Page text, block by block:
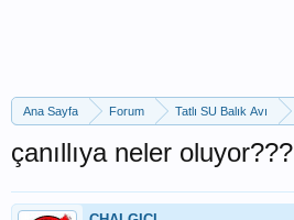
Ana Sayfa Forum Tatlı SU Balık Avı
çanıllıya neler oluyor???